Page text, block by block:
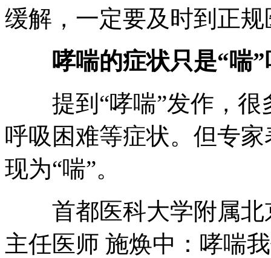
缓解，一定要及时到正
哮喘的症状只是“喘”
提到“哮喘”发作，很
呼吸困难等症状。但专
现为“喘”。
首都医科大学附属北
主任医师 施焕中：哮喘